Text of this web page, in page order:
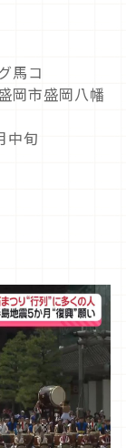
馬コ
岡市盛岡八幡
中旬